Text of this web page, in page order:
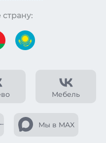
Мебель
Мы в MAX